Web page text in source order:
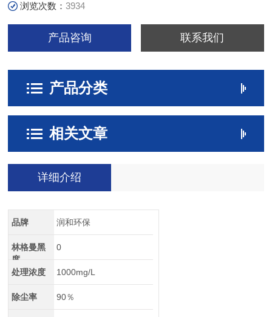
浏览次数：3934
产品咨询 联系我们
产品分类
相关文章
详细介绍
品牌 润和环保
林格曼黑
度
0
处理浓度 1000mg/L
除尘率 90％